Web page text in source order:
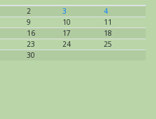
2 3
4
9 10
11
16 17
18
23 24
25
30